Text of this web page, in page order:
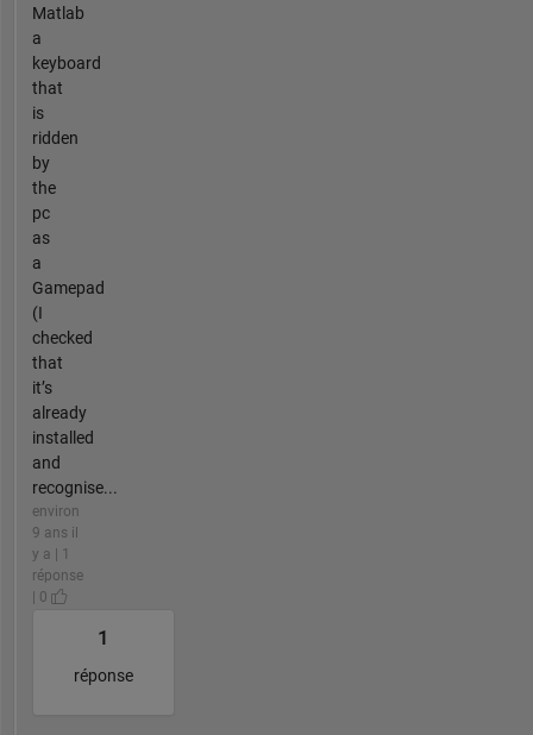
Matlab
a
keyboard
that
is
ridden
by
the
pc
as
a
Gamepad
(I
checked
that
it’s
already
installed
and
recognise...
environ
9 ans il
y a | 1
réponse
| 0
1
réponse